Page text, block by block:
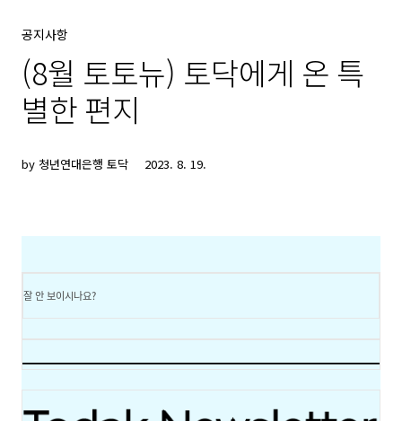
공지사항
(8월 토토뉴) 토닥에게 온 특
별한 편지
by 청년연대은행 토닥 2023. 8. 19.
잘 안 보이시나요?